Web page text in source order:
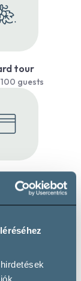
tour
guests
credit card